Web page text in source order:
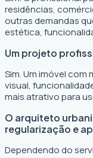
residências,
outras demandas
estética,
Um projeto
Sim. Um imóvel
visual,
mais atrativo para
O arquiteto
regularização e
Dependendo do